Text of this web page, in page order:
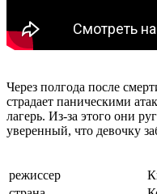
Через полгода после
страдает паническими
лагерь. Из-за этого они
уверенный, что девочку
режиссер